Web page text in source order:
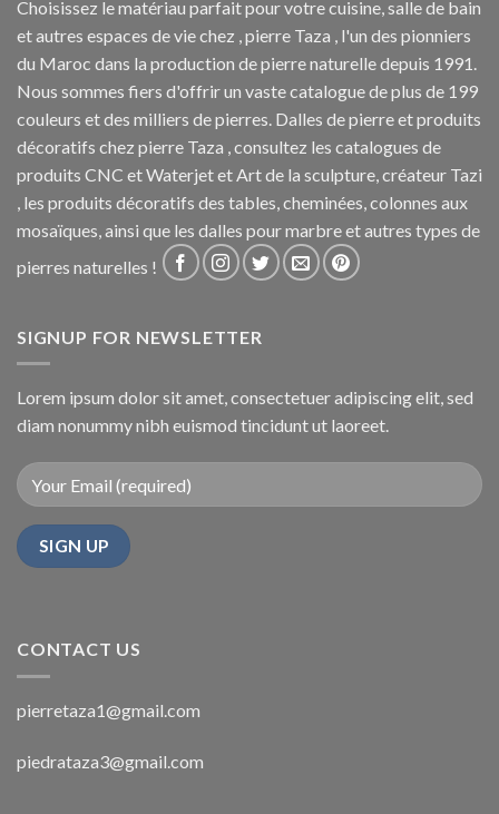
Choisissez le matériau parfait pour votre cuisine, salle de bain
et autres espaces de vie chez , pierre Taza , l'un des pionniers
du Maroc dans la production de pierre naturelle depuis 1991.
Nous sommes fiers d'offrir un vaste catalogue de plus de 199
couleurs et des milliers de pierres. Dalles de pierre et produits
décoratifs chez pierre Taza , consultez les catalogues de
produits CNC et Waterjet et Art de la sculpture, créateur Tazi
, les produits décoratifs des tables, cheminées, colonnes aux
mosaïques, ainsi que les dalles pour marbre et autres types de
pierres naturelles !
SIGNUP FOR NEWSLETTER
Lorem ipsum dolor sit amet, consectetuer adipiscing elit, sed
diam nonummy nibh euismod tincidunt ut laoreet.
CONTACT US
pierretaza1@gmail.com
piedrataza3@gmail.com